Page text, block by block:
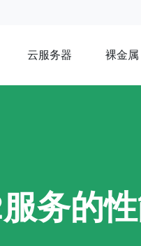
云服务器 裸金属
务的